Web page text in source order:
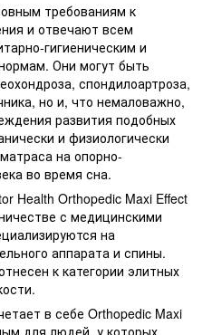
требованиям к
и отвечают всем
гигиеническим и
Они могут быть
спондилоартроза,
но и, что немаловажно,
развития подобных
и физиологически
на опорно-
во время сна.
Health Orthopedic Maxi Effect
с медицинскими
на
аппарата и спины.
к категории элитных
в себе Orthopedic Maxi
для людей, у которых